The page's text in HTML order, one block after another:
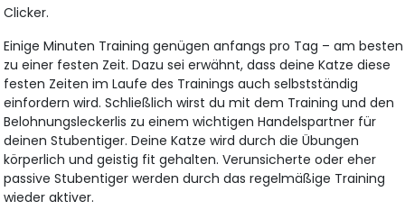
Clicker.
Einige Minuten Training genügen anfangs pro Tag – am besten
zu einer festen Zeit. Dazu sei erwähnt, dass deine Katze diese
festen Zeiten im Laufe des Trainings auch selbstständig
einfordern wird. Schließlich wirst du mit dem Training und den
Belohnungsleckerlis zu einem wichtigen Handelspartner für
deinen Stubentiger. Deine Katze wird durch die Übungen
körperlich und geistig fit gehalten. Verunsicherte oder eher
passive Stubentiger werden durch das regelmäßige Training
wieder aktiver.